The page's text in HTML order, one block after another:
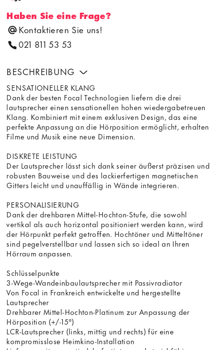
Haben Sie eine Frage?
Kontaktieren Sie uns!
021 811 53 53
BESCHREIBUNG
SENSATIONELLER KLANG
Dank der besten Focal Technologien liefern die drei
lautsprecher einen sensationellen hohen wiedergabetreuen
Klang. Kombiniert mit einem exklusiven Design, das eine
perfekte Anpassung an die Hörposition ermöglicht, erhalten
Filme und Musik eine neue Dimension.
DISKRETE LEISTUNG
Der Lautsprecher lässt sich dank seiner äußerst präzisen und
robusten Bauweise und des lackierfertigen magnetischen
Gitters leicht und unauffällig in Wände integrieren.
PERSONALISIERUNG
Dank der drehbaren Mittel-Hochton-Stufe, die sowohl
vertikal als auch horizontal positioniert werden kann, wird
der Hörpunkt perfekt getroffen. Hochtöner und Mitteltöner
sind pegelverstellbar und lassen sich so ideal an Ihren
Hörraum anpassen.
Schlüsselpunkte
3-Wege-Wandeinbaulautsprecher mit Passivradiator
Von Focal in Frankreich entwickelte und hergestellte
Lautsprecher
Drehbarer Mittel-Hochton-Platinum zur Anpassung der
Hörposition (+/-15°)
LCR-Lautsprecher (links, mittig und rechts) für eine
kompromisslose Heimkino-Installation